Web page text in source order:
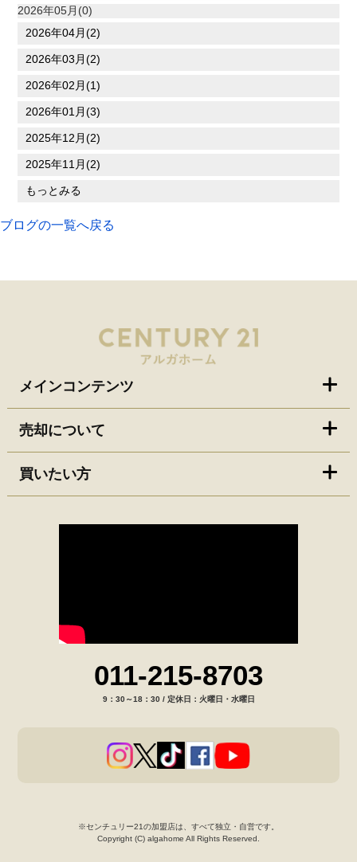
2026年05月(0)
2026年04月(2)
2026年03月(2)
2026年02月(1)
2026年01月(3)
2025年12月(2)
2025年11月(2)
もっとみる
ブログの一覧へ戻る
メインコンテンツ
売却について
買いたい方
011-215-8703
9：30～18：30 / 定休日：火曜日・水曜日
※センチュリー21の加盟店は、すべて独立・自営です。
Copyright (C) algahome All Rights Reserved.